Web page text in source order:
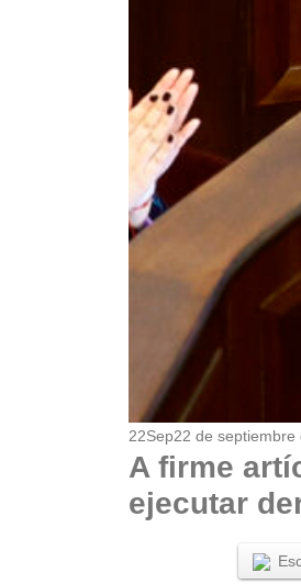
22Sep22 de septiembre
A firme
ejecutar